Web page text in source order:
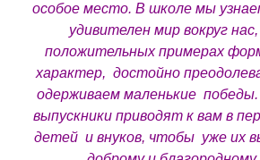
особое место. В школе мы
удивителен мир вокруг
положительных примерах
характер, достойно
одерживаем маленькие
выпускники приводят к вам в
детей и внуков, чтобы уже их